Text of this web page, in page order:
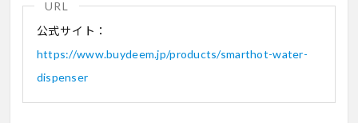
公式サイト：
https://www.buydeem.jp/products/smarthot-water-
dispenser